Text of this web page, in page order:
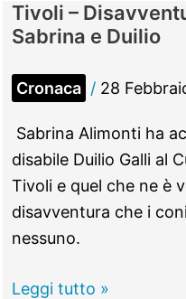
Angelica
Aureli,
le
sorelline
albine
diventate
star
della
moda
Tivoli –
Sabrina e Duilio
Cronaca / 28
Sabrina Alimonti ha
disabile Duilio Galli al
Tivoli e quel che ne è
disavventura che i
nessuno.
Tivoli
Leggi tutto »